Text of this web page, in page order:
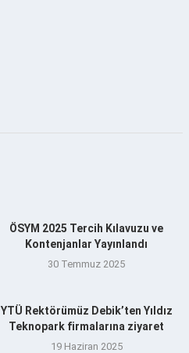
ÖSYM 2025 Tercih Kılavuzu ve
Kontenjanlar Yayınlandı
30 Temmuz 2025
YTÜ Rektörümüz Debik’ten Yıldız
Teknopark firmalarına ziyaret
19 Haziran 2025